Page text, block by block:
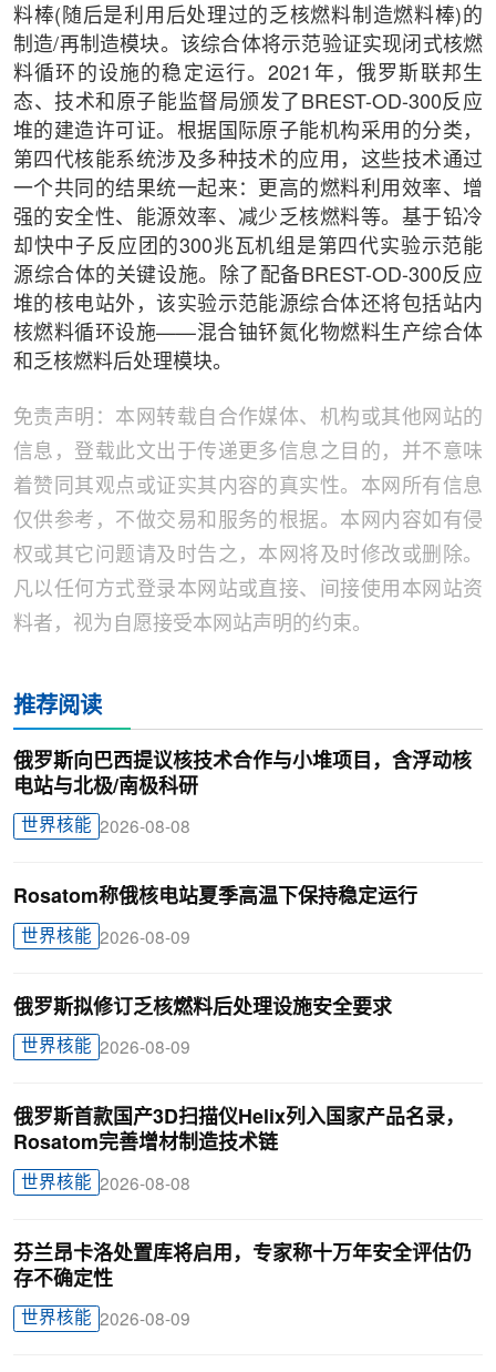
料棒(随后是利用后处理过的乏核燃料制造燃料棒)的
制造/再制造模块。该综合体将示范验证实现闭式核燃
料循环的设施的稳定运行。2021年，俄罗斯联邦生
态、技术和原子能监督局颁发了BREST-OD-300反应
堆的建造许可证。根据国际原子能机构采用的分类，
第四代核能系统涉及多种技术的应用，这些技术通过
一个共同的结果统一起来：更高的燃料利用效率、增
强的安全性、能源效率、减少乏核燃料等。基于铅冷
却快中子反应团的300兆瓦机组是第四代实验示范能
源综合体的关键设施。除了配备BREST-OD-300反应
堆的核电站外，该实验示范能源综合体还将包括站内
核燃料循环设施——混合铀钚氮化物燃料生产综合体
和乏核燃料后处理模块。
免责声明：本网转载自合作媒体、机构或其他网站的
信息，登载此文出于传递更多信息之目的，并不意味
着赞同其观点或证实其内容的真实性。本网所有信息
仅供参考，不做交易和服务的根据。本网内容如有侵
权或其它问题请及时告之，本网将及时修改或删除。
凡以任何方式登录本网站或直接、间接使用本网站资
料者，视为自愿接受本网站声明的约束。
推荐阅读
俄罗斯向巴西提议核技术合作与小堆项目，含浮动核
电站与北极/南极科研
世界核能 2026-08-08
Rosatom称俄核电站夏季高温下保持稳定运行
世界核能 2026-08-09
俄罗斯拟修订乏核燃料后处理设施安全要求
世界核能 2026-08-09
俄罗斯首款国产3D扫描仪Helix列入国家产品名录，
Rosatom完善增材制造技术链
世界核能 2026-08-08
芬兰昂卡洛处置库将启用，专家称十万年安全评估仍
存不确定性
世界核能 2026-08-09